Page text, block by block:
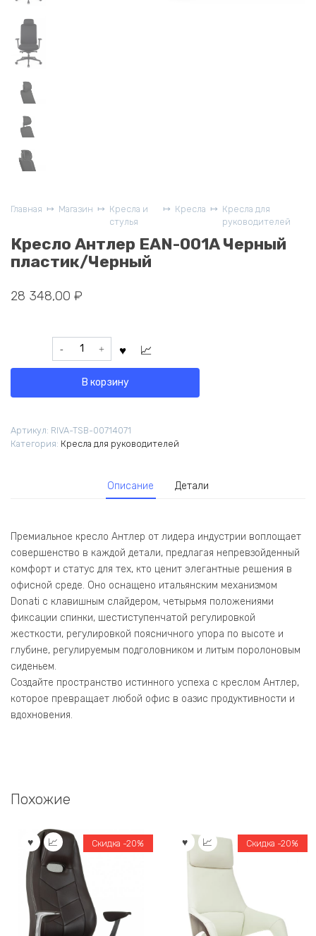
Главная Магазин
Кресла и
стулья
Кресла
Кресла для
руководителей
Кресло Антлер EAN-001A Черный
пластик/Черный
28 348,00 ₽
Количество
товара
Антлер
Черный
пластик/
В корзину
Артикул: RIVA-TSB-00714071
Категория: Кресла для руководителей
Описание Детали
Премиальное кресло Антлер от лидера индустрии воплощает
совершенство в каждой детали, предлагая непревзойденный
комфорт и статус для тех, кто ценит элегантные решения в
офисной среде. Оно оснащено итальянским механизмом
Donati с клавишным слайдером, четырьмя положениями
фиксации спинки, шестиступенчатой регулировкой
жесткости, регулировкой поясничного упора по высоте и
глубине, регулируемым подголовником и литым поролоновым
сиденьем.
Создайте пространство истинного успеха с креслом Антлер,
которое превращает любой офис в оазис продуктивности и
вдохновения.
Похожие
Скидка -20% Скидка -20%